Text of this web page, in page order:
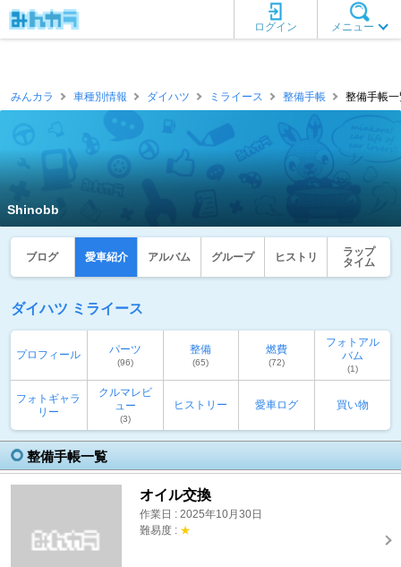
メニュー
ログイン
みんカラ 車種別情報 ダイハツ ミライース 整備手帳 整備手帳
Shinobb
ブログ 愛車紹介 アルバム グループ ヒストリ
ラップ
タイム
ダイハツ ミライース
プロフィール パーツ
(96)
整備
(65)
燃費
(72)
フォトアル
バム
(1)
フォトギャラ
リー
クルマレビ
ュー
(3)
ヒストリー 愛車ログ 買い物
整備手帳一覧
オイル交換
作業日 : 2025年10月30日
難易度 : ★